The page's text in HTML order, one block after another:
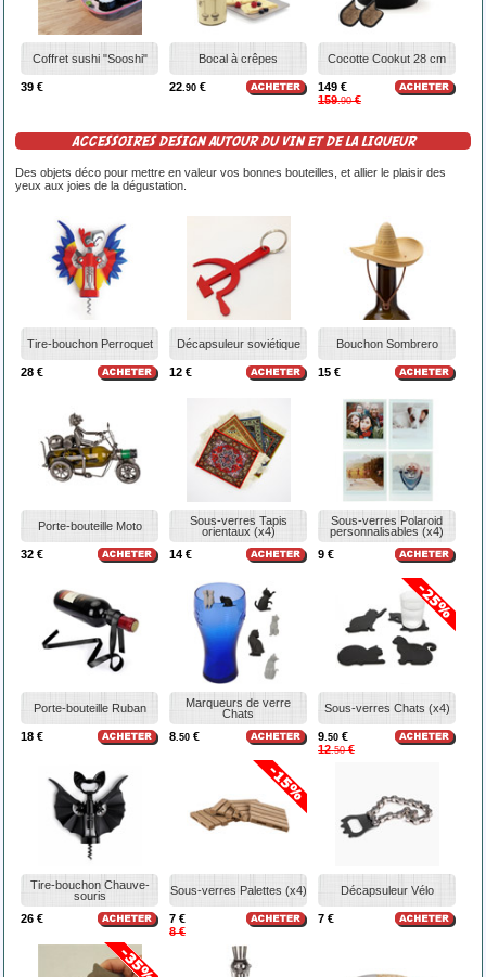
Coffret sushi "Sooshi"
39 €
Bocal à crêpes
22.90 €
Cocotte Cookut 28 cm
149 €
159.90€
ACCESSOIRES DESIGN AUTOUR DU VIN ET DE LA LIQUEUR
Des objets déco pour mettre en valeur vos bonnes bouteilles, et allier le plaisir des
yeux aux joies de la dégustation.
Tire-bouchon Perroquet
28 €
Décapsuleur soviétique
12 €
Bouchon Sombrero
15 €
Porte-bouteille Moto
32 €
Sous-verres Tapis
orientaux (x4)
14 €
Sous-verres Polaroid
personnalisables (x4)
9 €
Porte-bouteille Ruban
18 €
Marqueurs de verre
Chats
8.50 €
Sous-verres Chats (x4)
9.50 €
12.50€
Tire-bouchon Chauve-
souris
26 €
Sous-verres Palettes (x4)
7 €
8 €
Décapsuleur Vélo
7 €